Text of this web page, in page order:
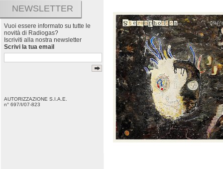
NEWSLETTER
Vuoi essere informato su tutte le
novità di Radiogas?
Iscriviti alla nostra newsletter
Scrivi la tua email
AUTORIZZAZIONE S.I.A.E.
n° 697/I/07-823